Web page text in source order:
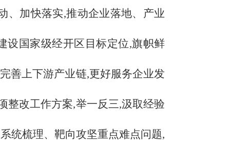
、加快落实,推动企业落地、产业
设国家级经开区目标定位,旗帜鲜
善上下游产业链,更好服务企业发
整改工作方案,举一反三,汲取经验
统梳理、靶向攻坚重点难点问题,